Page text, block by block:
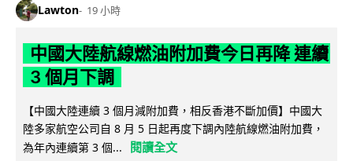
Lawton 19 小時
中國大陸航線燃油附加費今日再降 連續
3 個月下調
【中國大陸連續 3 個月減附加費，相反香港不斷加價】中國大
陸多家航空公司自 8 月 5 日起再度下調內陸航線燃油附加費，
為年內連續第 3 個...
閱讀全文